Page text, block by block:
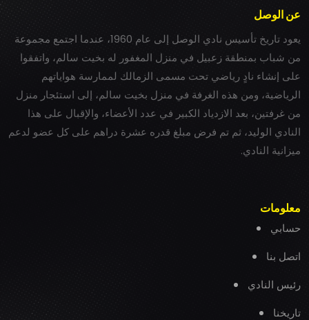
عن الوصل
يعود تاريخ تأسيس نادي الوصل إلى عام 1960، عندما اجتمع مجموعة
من شباب بمنطقة زعبيل في منزل المغفور له بخيت سالم، واتفقوا
على إنشاء نادٍ رياضي تحت مسمى الزمالك لممارسة هواياتهم
الرياضية، ومن هذه الغرفة في منزل بخيت سالم، إلى استئجار منزل
من غرفتين، بعد الازدياد الكبير في عدد الأعضاء، والإقبال على هذا
النادي الوليد، ثم تم فرض مبلغ قدره عشرة دراهم على كل عضو لدعم
ميزانية النادي.
معلومات
حسابي
اتصل بنا
رئيس النادي
تاريخنا